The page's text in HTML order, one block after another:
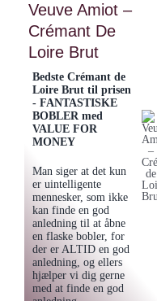
Shed
Tawny
Port
NV.
antal
Veuve Amiot –
Crémant De
Loire Brut
Bedste Crémant de
Loire Brut til prisen
- FANTASTISKE
BOBLER med
VALUE FOR
MONEY
Man siger at det kun
er uintelligente
mennesker, som ikke
kan finde en god
anledning til at åbne
en flaske bobler, for
der er ALTID en god
anledning, og ellers
hjælper vi dig gerne
med at finde en god